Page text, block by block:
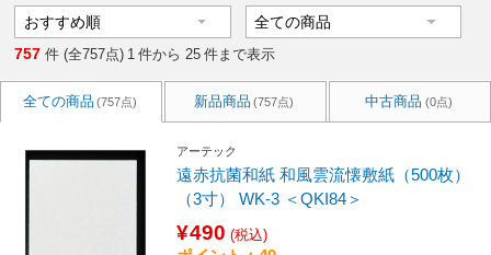
757 件 (全757点) 1 件から 25 件まで表示
全ての商品 (757点) 新品商品 (757点) 中古商品 (0点)
アーテック
遠赤抗菌和紙 和風雲流懐敷紙（500枚）
（3寸） WK-3 ＜QKI84＞
¥490 (税込)